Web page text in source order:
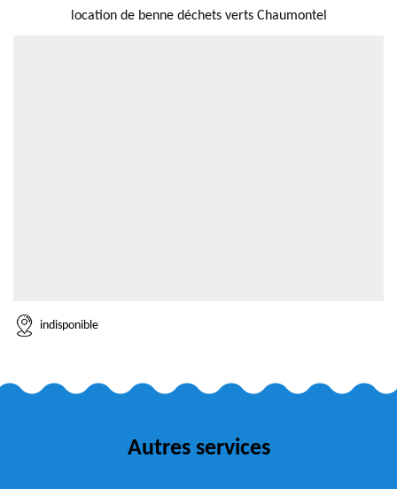
location de benne déchets verts Chaumontel
indisponible
Autres services